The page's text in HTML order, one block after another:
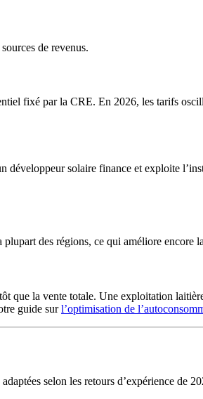
de revenus.
fixé par la CRE. En 2026, les tarifs
solaire finance et exploite
plupart des régions, ce qui améliore encore
que la vente totale. Une exploitation
guide surl’optimisation de
selon les retours d’expérience de